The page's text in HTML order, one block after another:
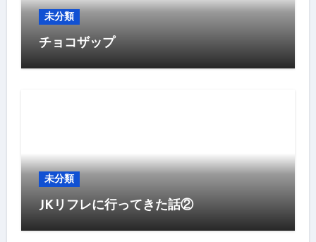
未分類
チョコザップ
未分類
JKリフレに行ってきた話②